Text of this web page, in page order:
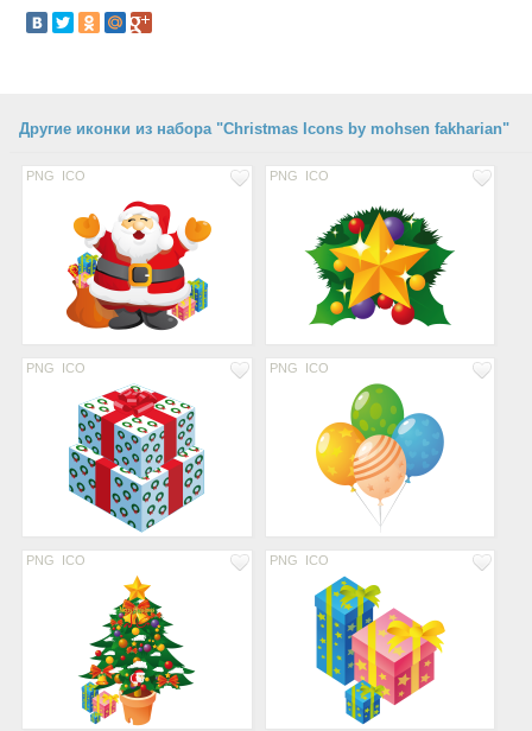
Другие иконки из набора "Christmas Icons by mohsen fakharian"
PNG ICO PNG ICO
PNG ICO PNG ICO
PNG ICO PNG ICO